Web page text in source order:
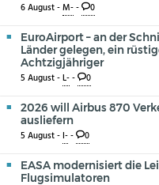
6 August -M-- 0
EuroAirport – an der
Länder gelegen, ein
Achtzigjähriger
5 August -L-- 0
2026 will Airbus 870
ausliefern
5 August -I-- 0
EASA modernisiert die
Flugsimulatoren